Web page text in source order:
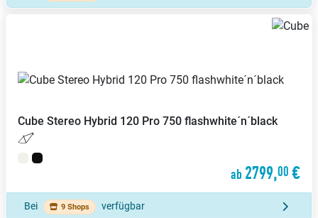
Cube Stereo Hybrid 120 Pro 750 flashwhite´n´black
ab 2799,00 €
Bei 9 Shops verfügbar